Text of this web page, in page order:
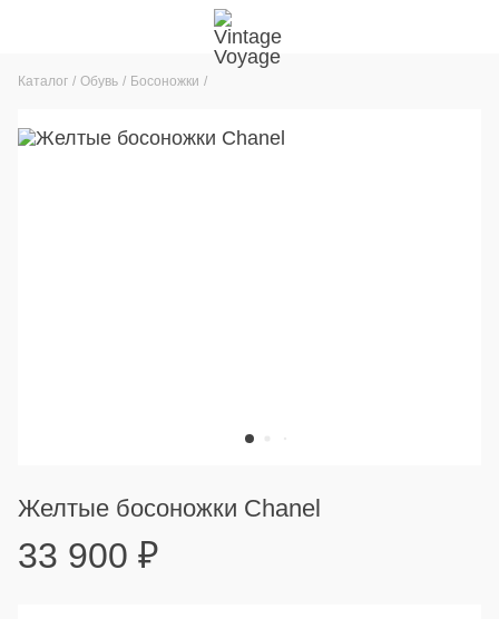
Каталог Обувь Босоножки
Желтые босоножки Chanel
33 900 ₽